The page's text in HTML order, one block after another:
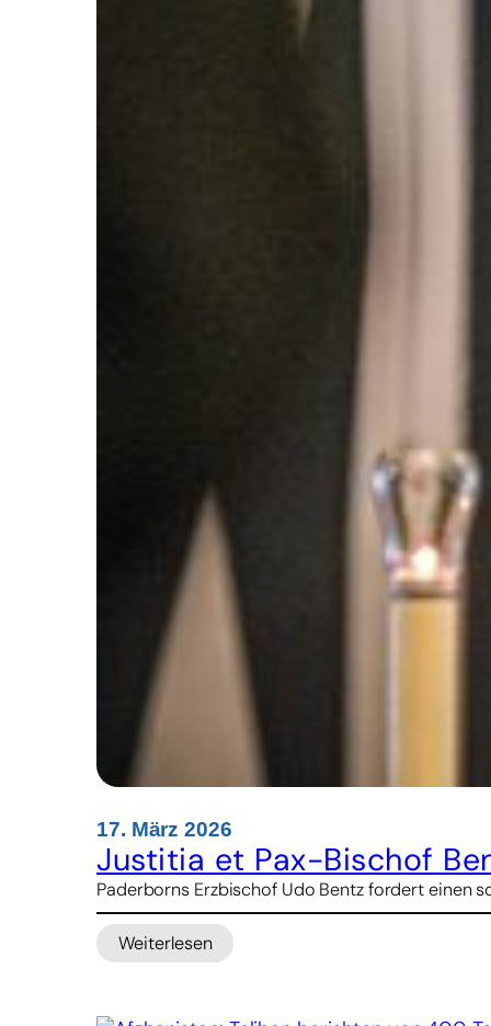
17. März 2026
Justitia et Pax-Bischof
Paderborns Erzbischof Udo Bentz fordert einen
Weiterlesen
: